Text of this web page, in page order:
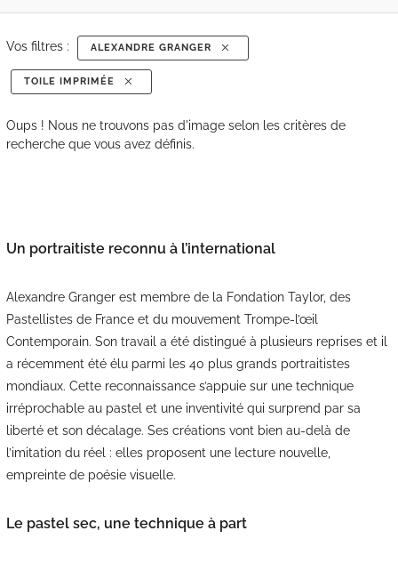
Vos filtres : ALEXANDRE GRANGER
TOILE IMPRIMÉE
Oups ! Nous ne trouvons pas d'image selon les critères de
recherche que vous avez définis.
Un portraitiste reconnu à l’international
Alexandre Granger est membre de la Fondation Taylor, des
Pastellistes de France et du mouvement Trompe-l’œil
Contemporain. Son travail a été distingué à plusieurs reprises et il
a récemment été élu parmi les 40 plus grands portraitistes
mondiaux. Cette reconnaissance s’appuie sur une technique
irréprochable au pastel et une inventivité qui surprend par sa
liberté et son décalage. Ses créations vont bien au-delà de
l’imitation du réel : elles proposent une lecture nouvelle,
empreinte de poésie visuelle.
Le pastel sec, une technique à part